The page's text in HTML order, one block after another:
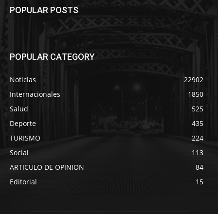
POPULAR POSTS
POPULAR CATEGORY
Noticias
22902
Internacionales
1850
Salud
525
Deporte
435
TURISMO
224
Social
113
ARTICULO DE OPINION
84
Editorial
15